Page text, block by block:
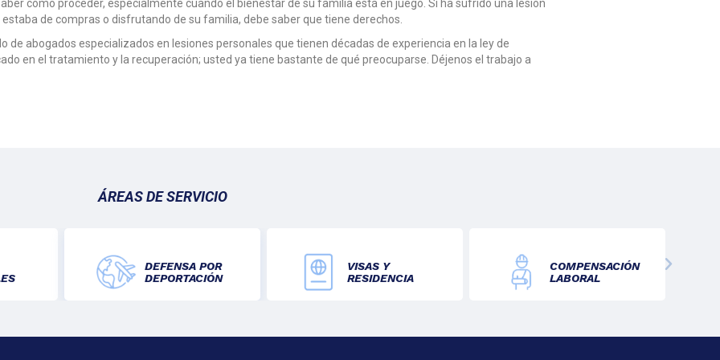
cómo proceder, especialmente cuando el bienestar de su familia está en juego. Si ha sufrido una lesión
de compras o disfrutando de su familia, debe saber que tiene derechos.
abogados especializados en lesiones personales que tienen décadas de experiencia en la ley de
en el tratamiento y la recuperación; usted ya tiene bastante de qué preocuparse. Déjenos el trabajo a
ÁREAS DE SERVICIO
DEFENSA POR
DEPORTACIÓN
VISAS Y
RESIDENCIA
COMPENSACIÓN
LABORAL